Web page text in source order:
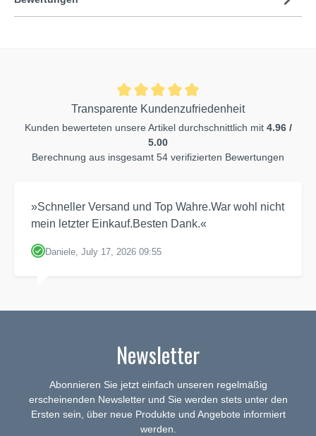
Transparente Kundenzufriedenheit
Kunden bewerteten unsere Artikel durchschnittlich mit 4.96 /
5.00
Berechnung aus insgesamt 54 verifizierten Bewertungen
»Schneller Versand und Top Wahre.War wohl nicht
mein letzter Einkauf.Besten Dank.«
Daniele, July 17, 2026 09:55
Newsletter
Abonnieren Sie jetzt einfach unseren regelmäßig
erscheinenden Newsletter und Sie werden stets unter den
Ersten sein, über neue Produkte und Angebote informiert
werden.